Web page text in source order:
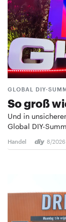
GLOBAL DIY-
So groß
Und in
Global DIY-
Handel 8/2026